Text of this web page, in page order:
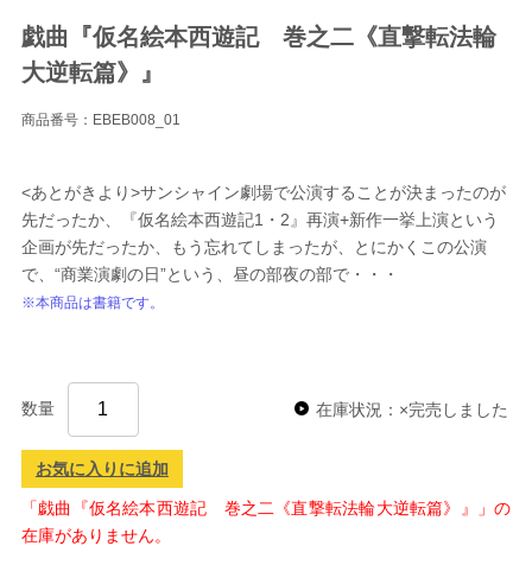
戯曲『仮名絵本西遊記 巻之二《直撃転法輪
大逆転篇》』
商品番号：EBEB008_01
<あとがきより>サンシャイン劇場で公演することが決まったのが
先だったか、『仮名絵本西遊記1・2』再演+新作一挙上演という
企画が先だったか、もう忘れてしまったが、とにかくこの公演
で、“商業演劇の日”という、昼の部夜の部で・・・
※本商品は書籍です。
数量 在庫状況：×完売しました
お気に入りに追加
「戯曲『仮名絵本西遊記 巻之二《直撃転法輪大逆転篇》』」の
在庫がありません。